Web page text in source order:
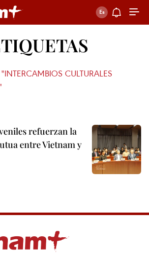
"INTERCAMBIOS CULTURALES
refuerzan la
entre Vietnam y